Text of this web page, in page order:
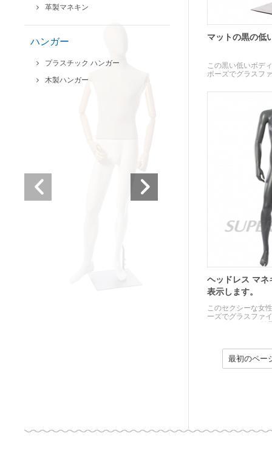
革製マネキン
ハンガー
プラスチック ハンガー
木製ハンガー
マットの黒の低
この黒い低いボデ
ポーズでグラスフ
ヘッドレス マ
表示します。
このセクシーな女
ーズでグラスファ
チール ベースが付
最初のペー